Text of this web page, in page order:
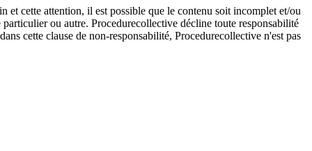
et cette attention, il est possible que le contenu soit incomplet et/ou
ou autre. Procedurecollective décline toute responsabilité
cette clause de non-responsabilité, Procedurecollective n'est pas